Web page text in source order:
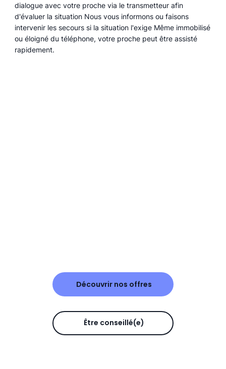
Découvrir nos offres
Être conseillé(e)
dialogue avec votre proche via le transmetteur afin
d'évaluer la situation Nous vous informons ou faisons
intervenir les secours si la situation l'exige Même immobilisé
ou éloigné du téléphone, votre proche peut être assisté
rapidement.